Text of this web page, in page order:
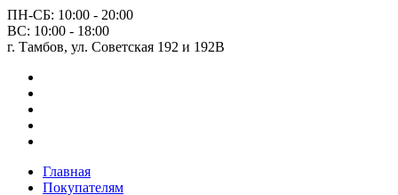
ПН-СБ: 10:00 - 20:00
ВС: 10:00 - 18:00
г. Тамбов, ул. Советская 192 и 192В
Главная
Покупателям